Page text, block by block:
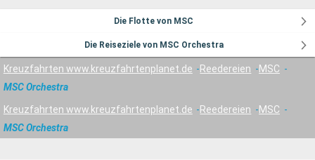
Die Flotte von MSC
Die Reiseziele von MSC Orchestra
Kreuzfahrten www.kreuzfahrtenplanet.de Reedereien
MSC
MSC Orchestra
Kreuzfahrten www.kreuzfahrtenplanet.de Reedereien
MSC
MSC Orchestra